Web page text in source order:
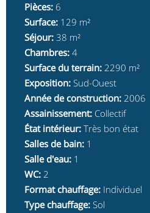
Pièces: 6
Surface: 129 m²
Séjour: 38 m²
Chambres: 4
Surface du terrain: 2290 m²
Exposition: Sud-Ouest
Année de construction: 2006
Assainissement: Collectif
État intérieur: Très bon état
Salles de bain: 1
Salle d'eau: 1
WC: 2
Format chauffage: Individuel
Type chauffage: Sol